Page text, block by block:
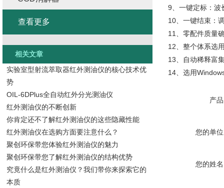
9、一键定标：波
10、一键结束：
11、零配件质量
12、整个体系选
13、自动稀释富
14、选用
产
您的单
您的姓
查看更多
相关文章
实验室型射流萃取器红外测油仪的核心技术优
势
OIL-6DPlus全自动红外分光测油仪
红外测油仪的不断创新
你肯定还不了解红外测油仪的这些隐藏性能
红外测油仪在选购方面要注意什么？
聚创环保带您体验红外测油仪的魅力
聚创环保带您了解红外测油仪的结构优势
究竟什么是红外测油仪？我们带你来探索它的
本质